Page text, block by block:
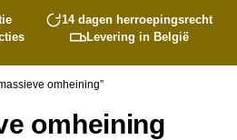
14 dagen herroepingsrecht
Levering in België
omheining”
omheining